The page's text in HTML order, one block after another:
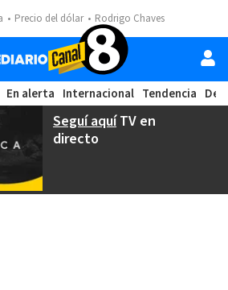
Precio del dólar Rodrigo Chaves
En alerta Internacional Tendencia
Seguí aquíTV en
directo